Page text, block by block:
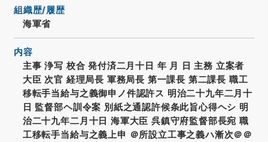
組織歴/履歴
海軍省
内容
主事 浄写 校合 発付済二月十日 年 月 日 主務 立案者
大臣 次官 経理局長 軍務局長 第一課長 第二課長 職工
移転手当給与之義御申ノ件認許ス 明治二十九年二月十
日 監督部ヘ訓令案 別紙之通認許候条此旨心得ヘシ 明
治二十九年二月十日 海軍大臣 呉鎮守府監督部長宛 職
工移転手当給与之義上申 ＠所設立工事之義ハ漸次＠＠